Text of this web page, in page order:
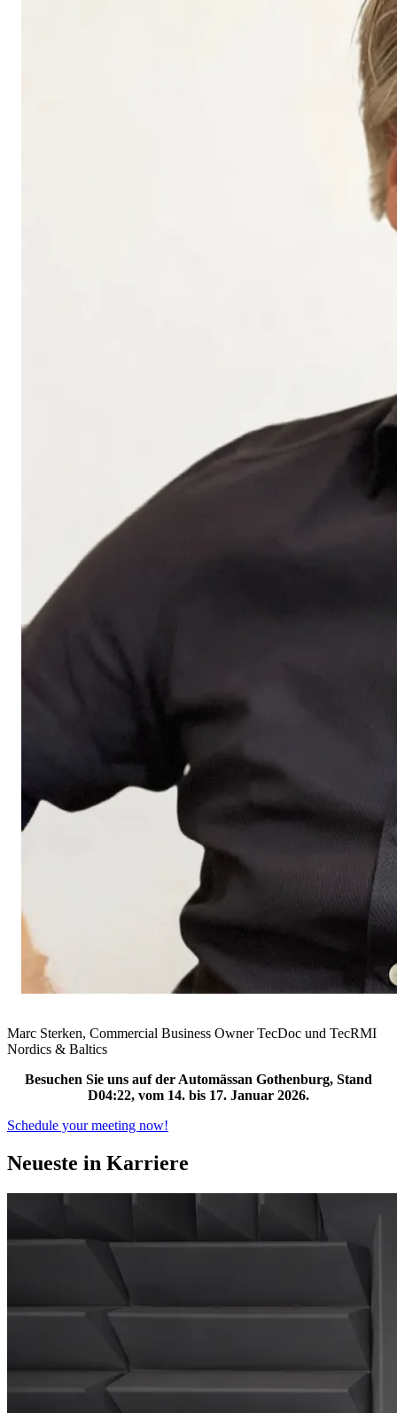
Marc Sterken, Commercial Business Owner TecDoc und TecRMI
Nordics & Baltics
Besuchen Sie uns auf der Automässan Gothenburg, Stand
D04:22, vom 14. bis 17. Januar 2026.
Schedule your meeting now!
Neueste in Karriere